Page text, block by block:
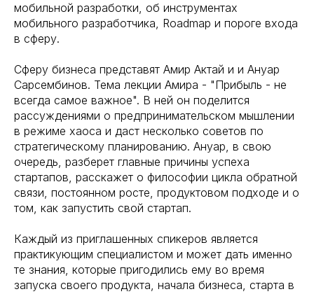
мобильной разработки, об инструментах
мобильного разработчика, Roadmap и пороге входа
в сферу.
Сферу бизнеса представят Амир Актай и и Ануар
Сарсембинов. Тема лекции Амира - "Прибыль - не
всегда самое важное". В ней он поделится
рассуждениями о предпринимательском мышлении
в режиме хаоса и даст несколько советов по
стратегическому планированию. Ануар, в свою
очередь, разберет главные причины успеха
стартапов, расскажет о философии цикла обратной
связи, постоянном росте, продуктовом подходе и о
том, как запустить свой стартап.
Каждый из приглашенных спикеров является
практикующим специалистом и может дать именно
те знания, которые пригодились ему во время
запуска своего продукта, начала бизнеса, старта в